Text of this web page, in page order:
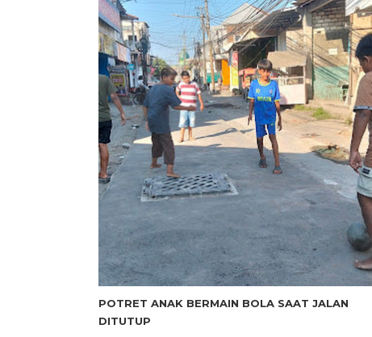
POTRET ANAK BERMAIN BOLA SAAT JALAN
DITUTUP